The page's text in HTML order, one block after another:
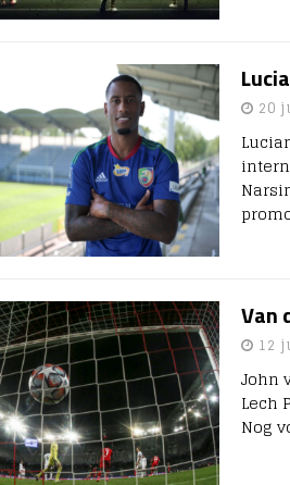
20
Van
12
John
Lech
Nog